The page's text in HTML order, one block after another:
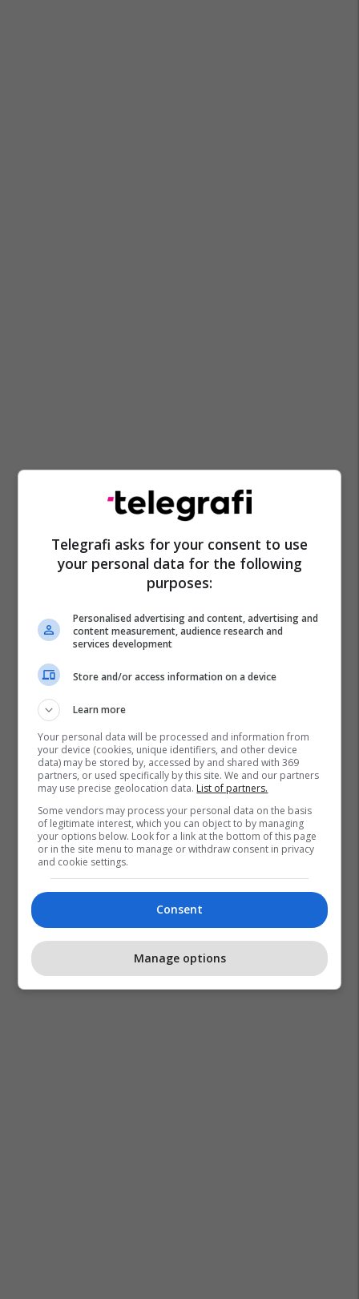
Telegrafi asks for your consent to use
your personal data for the following
purposes:
Personalised advertising and content, advertising and
content measurement, audience research and
services development
Store and/or access information on a device
Learn more
Your personal data will be processed and information from
your device (cookies, unique identifiers, and other device
data) may be stored by, accessed by and shared with 369
partners, or used specifically by this site. We and our partners
may use precise geolocation data. List of partners.
Some vendors may process your personal data on the basis
of legitimate interest, which you can object to by managing
your options below. Look for a link at the bottom of this page
or in the site menu to manage or withdraw consent in privacy
and cookie settings.
Consent
Manage options